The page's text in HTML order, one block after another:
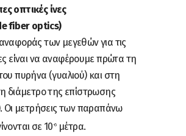
οπτικές ίνες
fiber optics)
των μεγεθών για τις
είναι να αναφέρουμε πρώτα τη
πυρήνα (γυαλιού) και στη
διάμετρο της επίστρωσης
Οι μετρήσεις των παραπάνω
σε 10-6μέτρα.